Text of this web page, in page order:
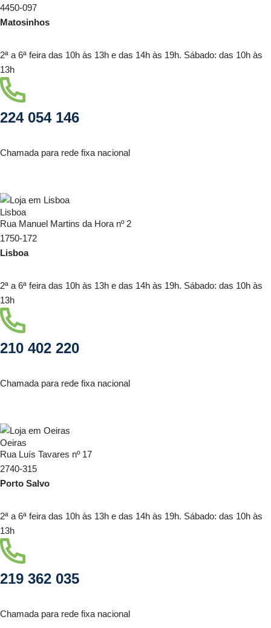
4450-097
Matosinhos
2ª a 6ª feira das 10h às 13h e das 14h às 19h. Sábado: das 10h às
13h
224 054 146
Chamada para rede fixa nacional
Lisboa
Rua Manuel Martins da Hora nº 2
1750-172
Lisboa
2ª a 6ª feira das 10h às 13h e das 14h às 19h. Sábado: das 10h às
13h
210 402 220
Chamada para rede fixa nacional
Oeiras
Rua Luís Tavares nº 17
2740-315
Porto Salvo
2ª a 6ª feira das 10h às 13h e das 14h às 19h. Sábado: das 10h às
13h
219 362 035
Chamada para rede fixa nacional